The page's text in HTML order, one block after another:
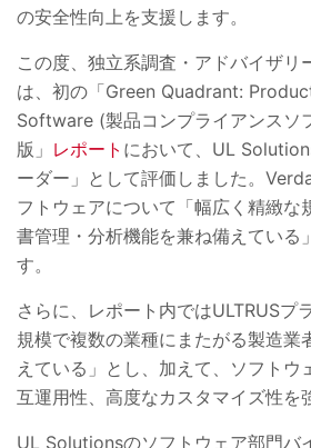
の安全性向上を支援します。
この度、独立系調査・アドバイザリ
は、初の「Green Quadrant:
Software (製品コンプライアンスソ
版」 レポート において、 UL
ーダー」として評価しました。
フトウェアについて「幅広く精緻な
書管理・分析機能を兼ね備えている
す。
さらに、レポート内ではULTRUSプ
規模で複数の業種にまたがる製造業
えている」とし、加えて、ソフトウ
互運用性、高度なカスタマイズ性を
UL Solutionsのソフトウェア部門バ